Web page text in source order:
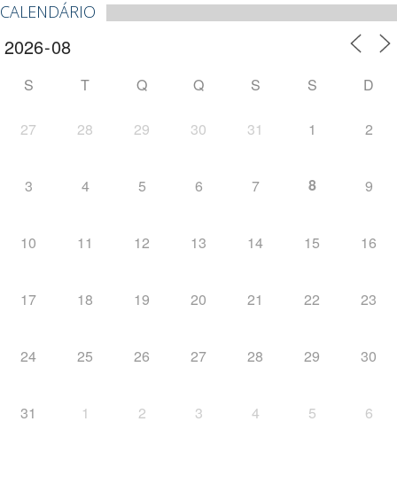
CALENDÁRIO
S T Q Q S S D
27 28 29 30 31 1 2
3 4 5 6 7 8 9
10 11 12 13 14 15 16
17 18 19 20 21 22 23
24 25 26 27 28 29 30
31 1 2 3 4 5 6